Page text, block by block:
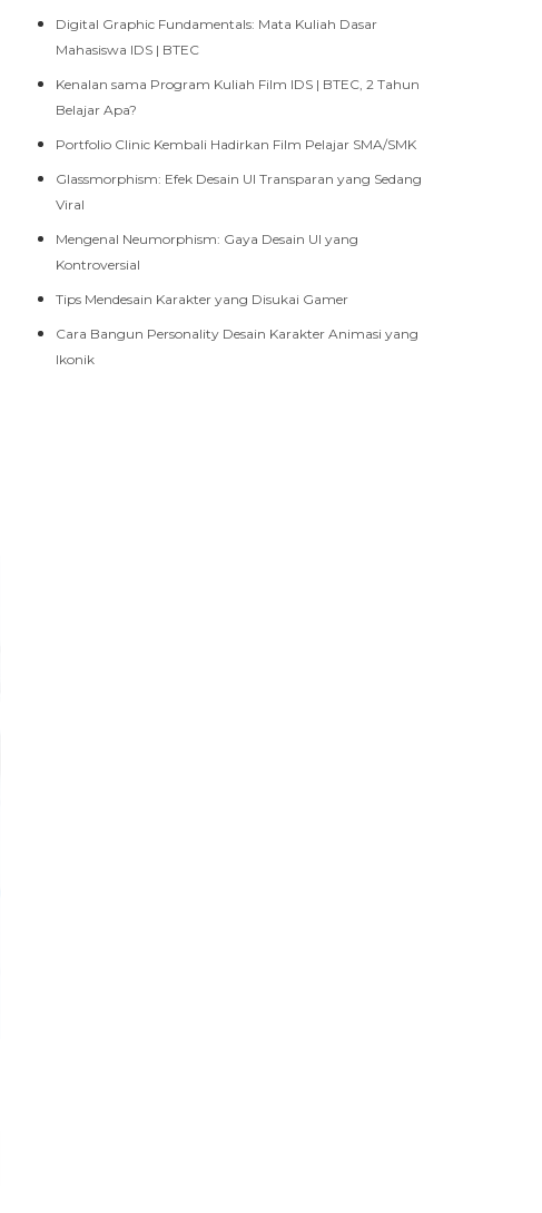
Digital Graphic Fundamentals: Mata Kuliah Dasar
Mahasiswa IDS | BTEC
Kenalan sama Program Kuliah Film IDS | BTEC, 2 Tahun
Belajar Apa?
Portfolio Clinic Kembali Hadirkan Film Pelajar SMA/SMK
Glassmorphism: Efek Desain UI Transparan yang Sedang
Viral
Mengenal Neumorphism: Gaya Desain UI yang
Kontroversial
Tips Mendesain Karakter yang Disukai Gamer
Cara Bangun Personality Desain Karakter Animasi yang
Ikonik